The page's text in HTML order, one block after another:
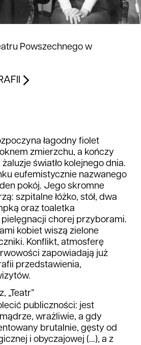
Powszechnego w
łagodny fiolet
zmierzchu, a kończy
światło kolejnego dnia.
eufemistycznie nazwanego
pokój. Jego skromne
szpitalne łóżko, stół, dwa
oraz toaletka
chorej przyborami.
kobiet wiszą zielone
Konflikt, atmosferę
zapowiadają już
przedstawienia,
„Teatr”
publiczności: jest
wrażliwie, a gdy
brutalnie, gęsty od
i obyczajowej (...), a z